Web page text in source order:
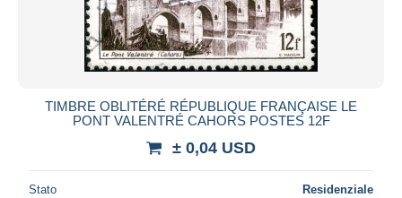
TIMBRE OBLITÉRÉ RÉPUBLIQUE FRANÇAISE LE
PONT VALENTRÉ CAHORS POSTES 12F
± 0,04 USD
Stato Residenziale